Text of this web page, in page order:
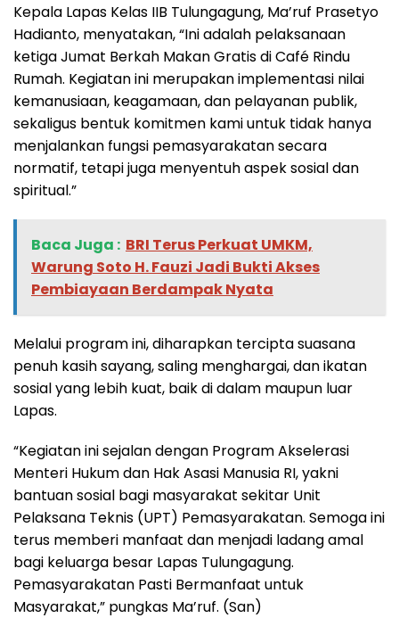
Kepala Lapas Kelas IIB Tulungagung, Ma’ruf Prasetyo
Hadianto, menyatakan, “Ini adalah pelaksanaan
ketiga Jumat Berkah Makan Gratis di Café Rindu
Rumah. Kegiatan ini merupakan implementasi nilai
kemanusiaan, keagamaan, dan pelayanan publik,
sekaligus bentuk komitmen kami untuk tidak hanya
menjalankan fungsi pemasyarakatan secara
normatif, tetapi juga menyentuh aspek sosial dan
spiritual.”
Baca Juga : BRI Terus Perkuat UMKM,
Warung Soto H. Fauzi Jadi Bukti Akses
Pembiayaan Berdampak Nyata
Melalui program ini, diharapkan tercipta suasana
penuh kasih sayang, saling menghargai, dan ikatan
sosial yang lebih kuat, baik di dalam maupun luar
Lapas.
“Kegiatan ini sejalan dengan Program Akselerasi
Menteri Hukum dan Hak Asasi Manusia RI, yakni
bantuan sosial bagi masyarakat sekitar Unit
Pelaksana Teknis (UPT) Pemasyarakatan. Semoga ini
terus memberi manfaat dan menjadi ladang amal
bagi keluarga besar Lapas Tulungagung.
Pemasyarakatan Pasti Bermanfaat untuk
Masyarakat,” pungkas Ma’ruf. (San)